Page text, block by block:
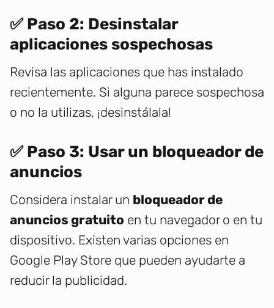
✅ Paso 2: Desinstalar
aplicaciones sospechosas
Revisa las aplicaciones que has instalado
recientemente. Si alguna parece sospechosa
o no la utilizas, ¡desinstálala!
✅ Paso 3: Usar un bloqueador de
anuncios
Considera instalar un bloqueador de
anuncios gratuito en tu navegador o en tu
dispositivo. Existen varias opciones en
Google Play Store que pueden ayudarte a
reducir la publicidad.